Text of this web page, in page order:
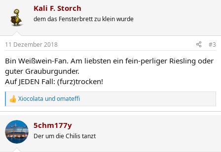
e
:
Kali F. Storch
dem das Fensterbrett zu klein wurde
11 Dezember 2018 #3
Bin Weißwein-Fan. Am liebsten ein fein-perliger Riesling oder
guter Grauburgunder.
Auf JEDEN Fall: (furz)trocken!
R
e
k
t
i
Xiocolata undomateffi
5chm177y
Der um die Chilis tanzt